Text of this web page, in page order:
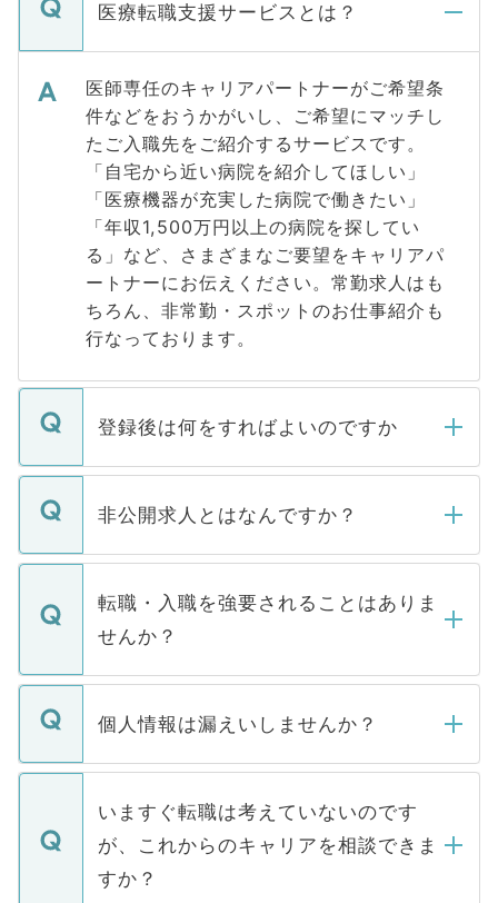
医療転職支援サービスとは？
医師専任のキャリアパートナーがご希望条
件などをおうかがいし、ご希望にマッチし
たご入職先をご紹介するサービスです。
「自宅から近い病院を紹介してほしい」
「医療機器が充実した病院で働きたい」
「年収1,500万円以上の病院を探してい
る」など、さまざまなご要望をキャリアパ
ートナーにお伝えください。常勤求人はも
ちろん、非常勤・スポットのお仕事紹介も
行なっております。
登録後は何をすればよいのですか
ご登録いただきましたら、弊社担当者がご
登録内容を確認し、その後メールもしくは
ます。通常、5営業日以内にはご連絡をせて
いただきますので、しばらくお待ちくださ
非公開求人とはなんですか？
マイナビDOCTORで取り扱っている求人の
うち約3割は、Webサイトからご覧いただ
けない「非公開求人」です。非公開求人は
下記の理由によって、一般には公開してい
ません。
■応募殺到を避けるため 人気のある医療機
関を公にしてしまうと、応募が殺到する場
に、医療機関が求める条件に合った人材の
みを人材紹介会社に依頼するケースが増え
ています。
転職・入職を強要されることはありま
せんか？
転職・入職を強要することは一切ありませ
ん。また、仮に応募先から内定をいただい
定を承諾する必要はありません。内定先へ
の辞退の連絡はキャリアパートナーが行い
個人情報は漏えいしませんか？
個人情報が漏えいすることはありませんの
で、ご安心ください。当サイトからの登録
などで収集したご登録者様の個人情報は、
ご本人のキャリアアップおよび転職活動の
支援を目的に使用いたします。お預かりし
いますぐ転職は考えていないのです
が、これからのキャリアを相談できま
すか？